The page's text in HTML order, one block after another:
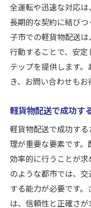
最適ルート
運送効率を
八王子市の
配送効率を
運送コスト
初心者でも安心
の始め方
初心者が知
八王子市で
必要な設備
初めての企
全運転や迅速な対応は
長期的な契約に結び
子市での軽貨物配送
行動することで、安
テップを提供します。
き、お問い合わせもお
軽貨物配送で成功す
軽貨物配送で成功す
理が重要な要素です
効率的に行うことが
のような都市では、
する能力が必要です
は、信頼性と正確さ